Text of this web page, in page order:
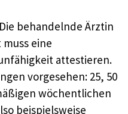
Die behandelnde Ärztin
eine
attestieren.
vorgesehen: 25, 50
wöchentlichen
beispielsweise